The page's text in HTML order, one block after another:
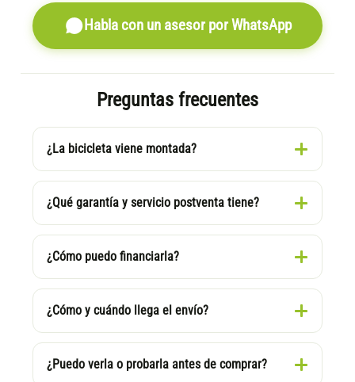
Habla con un asesor por WhatsApp
Preguntas frecuentes
¿La bicicleta viene montada?
¿Qué garantía y servicio postventa tiene?
¿Cómo puedo financiarla?
¿Cómo y cuándo llega el envío?
¿Puedo verla o probarla antes de comprar?